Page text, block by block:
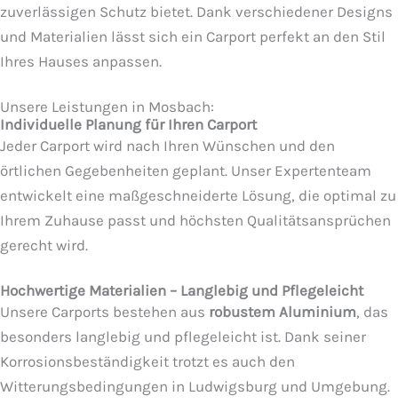
zuverlässigen Schutz bietet. Dank verschiedener Designs
und Materialien lässt sich ein Carport perfekt an den Stil
Ihres Hauses anpassen.
Unsere Leistungen in Mosbach:
Individuelle Planung für Ihren Carport
Jeder Carport wird nach Ihren Wünschen und den
örtlichen Gegebenheiten geplant. Unser Expertenteam
entwickelt eine maßgeschneiderte Lösung, die optimal zu
Ihrem Zuhause passt und höchsten Qualitätsansprüchen
gerecht wird.
Hochwertige Materialien – Langlebig und Pflegeleicht
Unsere Carports bestehen aus robustem Aluminium, das
besonders langlebig und pflegeleicht ist. Dank seiner
Korrosionsbeständigkeit trotzt es auch den
Witterungsbedingungen in Ludwigsburg und Umgebung.